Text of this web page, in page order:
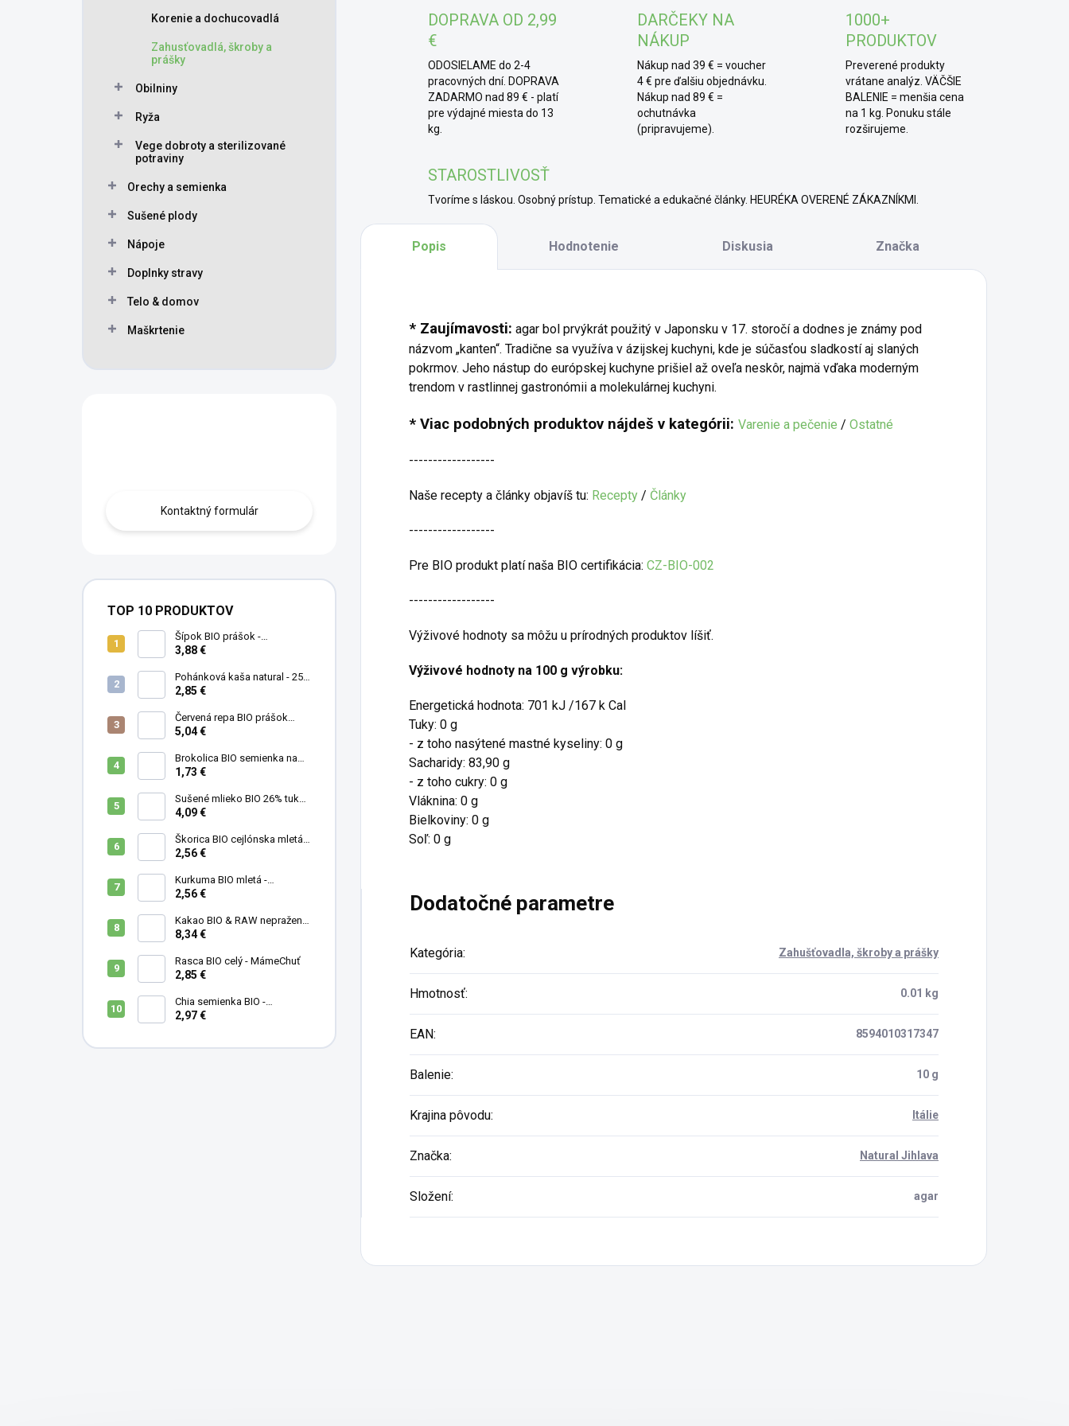
Korenie a dochucovadlá
Zahusťovadlá, škroby a
prášky
Obilniny
Ryža
Vege dobroty a sterilizované
potraviny
Orechy a semienka
Sušené plody
Nápoje
Doplnky stravy
Telo & domov
Maškrtenie
Kontaktný formulár
TOP 10 PRODUKTOV
Šípok BIO prášok -
MámeChuť
3,88 €
Pohánková kaša natural - 250
g
2,85 €
Červená repa BIO prášok
(cvikla) - MámeChuť
5,04 €
Brokolica BIO semienka na
klíčenie - 10 g
1,73 €
Sušené mlieko BIO 26% tuku -
MámeChuť
4,09 €
Škorica BIO cejlónska mletá -
MámeChuť
2,56 €
Kurkuma BIO mletá -
MámeChuť
2,56 €
Kakao BIO & RAW nepražené
- MámeChuť
8,34 €
Rasca BIO celý - MámeChuť
2,85 €
Chia semienka BIO -
MámeChuť
2,97 €
jednoduché ovocné želé, rozmixujte ovocie s trochou
javorového sirupu, priveďte do varu s agarom a nechajte
vychladnúť v silikónových formičkách. Skvelý a čistý
dezert pre deti aj dospelých.
DOPRAVA OD 2,99
€
ODOSIELAME do 2-4
pracovných dní. DOPRAVA
ZADARMO nad 89 € - platí
pre výdajné miesta do 13
kg.
DARČEKY NA
NÁKUP
Nákup nad 39 € = voucher
4 € pre ďalšiu objednávku.
Nákup nad 89 € =
ochutnávka
(pripravujeme).
1000+
PRODUKTOV
Preverené produkty
vrátane analýz. VÄČŠIE
BALENIE = menšia cena
na 1 kg. Ponuku stále
rozširujeme.
STAROSTLIVOSŤ
Tvoríme s láskou. Osobný prístup. Tematické a edukačné články. HEURÉKA OVERENÉ ZÁKAZNÍKMI.
Popis Hodnotenie Diskusia Značka
* Zaujímavosti: agar bol prvýkrát použitý v Japonsku v 17. storočí a dodnes je známy pod
názvom „kanten“. Tradične sa využíva v ázijskej kuchyni, kde je súčasťou sladkostí aj slaných
pokrmov. Jeho nástup do európskej kuchyne prišiel až oveľa neskôr, najmä vďaka moderným
trendom v rastlinnej gastronómii a molekulárnej kuchyni.
* Viac podobných produktov nájdeš v kategórii: Varenie a pečenie / Ostatné
------------------
Naše recepty a články objavíš tu: Recepty / Články
------------------
Pre BIO produkt platí naša BIO certifikácia: CZ-BIO-002
------------------
Výživové hodnoty sa môžu u prírodných produktov líšiť.
Výživové hodnoty na 100 g výrobku:
Energetická hodnota: 701 kJ /167 k Cal
Tuky: 0 g
- z toho nasýtené mastné kyseliny: 0 g
Sacharidy: 83,90 g
- z toho cukry: 0 g
Vláknina: 0 g
Bielkoviny: 0 g
Soľ: 0 g
Dodatočné parametre
Kategória: Zahušťovadla, škroby a prášky
Hmotnosť: 0.01 kg
EAN: 8594010317347
Balenie: 10 g
Krajina pôvodu: Itálie
Značka: Natural Jihlava
Složení: agar